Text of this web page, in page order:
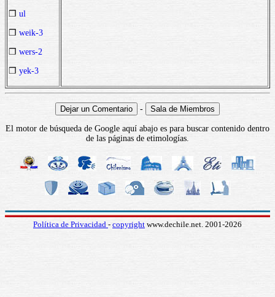
❒ ul
❒ weik-3
❒ wers-2
❒ yek-3
-
El motor de búsqueda de Google aquí abajo es para buscar contenido dentro
de las páginas de etimologías.
Política de Privacidad - copyright www.dechile.net. 2001-2026